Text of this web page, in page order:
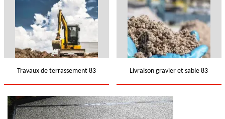
Travaux de terrassement 83 Livraison gravier et sable 83